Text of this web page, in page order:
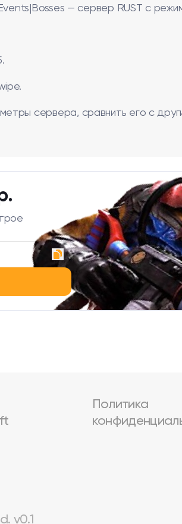
— сервер RUST с
сервера, сравнить его с
Политика
v0.1